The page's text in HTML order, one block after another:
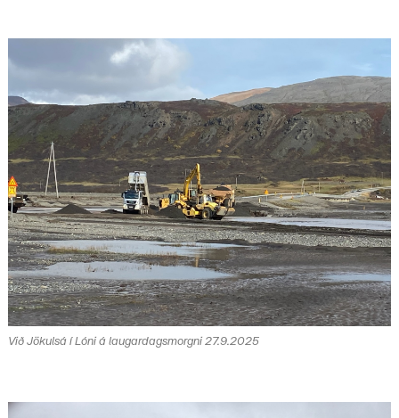
Við Jökulsá í Lóni á laugardagsmorgni 27.9.2025